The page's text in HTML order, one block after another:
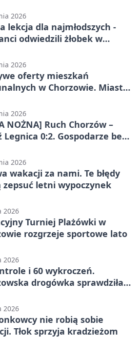
2026
lekcja dla najmłodszych -
odwiedzili żłobek w
2026
oferty mieszkań
w Chorzowie. Miasto
2026
NOŻNA] Ruch Chorzów –
Legnica 0:2. Gospodarze bez
2026
wakacji za nami. Te błędy
zepsuć letni wypoczynek
2026
Turniej Plażówki w
rozgrzeje sportowe lato
2026
i 60 wykroczeń.
drogówka sprawdziła
2026
nie robią sobie
Tłok sprzyja kradzieżom